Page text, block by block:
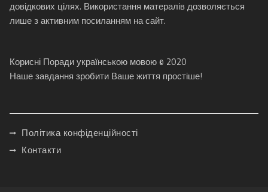
довідкових цілях. Використання матералів дозволяється
лише з активним посиланням на сайт.
Корисні Поради українською мовою © 2020
Наше завдання зробити Ваше життя простіше!
Політика конфіденційності
Контакти